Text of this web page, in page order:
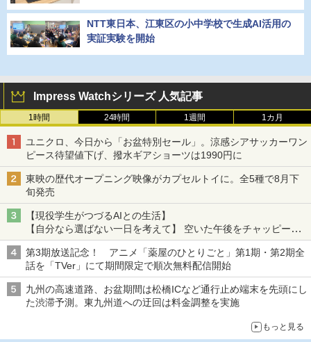
NTT東日本、江東区の小中学校で生成AI活用の
実証実験を開始
Impress Watchシリーズ 人気記事
1時間 24時間 1週間 1カ月
ユニクロ、今日から「お盆特別セール」。涼感シアサッカーワン
ピース待望値下げ、撥水ギアショーツは1990円に
東映の歴代オープニング映像がカプセルトイに。全5種で8月下
旬発売
【現役学生がつづるAIとの生活】
【自分なら選ばない一日を考えて】 空いた午後をチャッピーに
捧げたら、思わぬ絶景に出会った話
第3期放送記念！ アニメ「薬屋のひとりごと」第1期・第2期全
話を「TVer」にて期間限定で順次無料配信開始
九州の高速道路、お盆期間は松橋ICなど通行止め端末を先頭にし
た渋滞予測。東九州道への迂回は料金調整を実施
もっと見る